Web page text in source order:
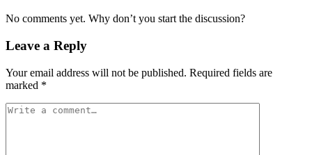
No comments yet. Why don’t you start the discussion?
Leave a Reply
Your email address will not be published. Required fields are
marked *